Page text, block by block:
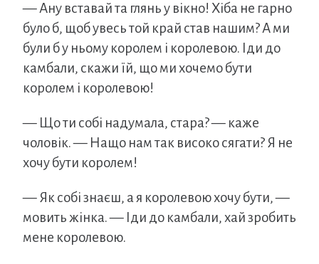
— Ану вставай та глянь у вікно! Хіба не гарно
було б, щоб увесь той край став нашим? А ми
були б у ньому королем і королевою. Іди до
камбали, скажи їй, що ми хочемо бути
королем і королевою!
— Що ти собі надумала, стара? — каже
чоловік. — Нащо нам так високо сягати? Я не
хочу бути королем!
— Як собі знаєш, а я королевою хочу бути, —
мовить жінка. — Іди до камбали, хай зробить
мене королевою.